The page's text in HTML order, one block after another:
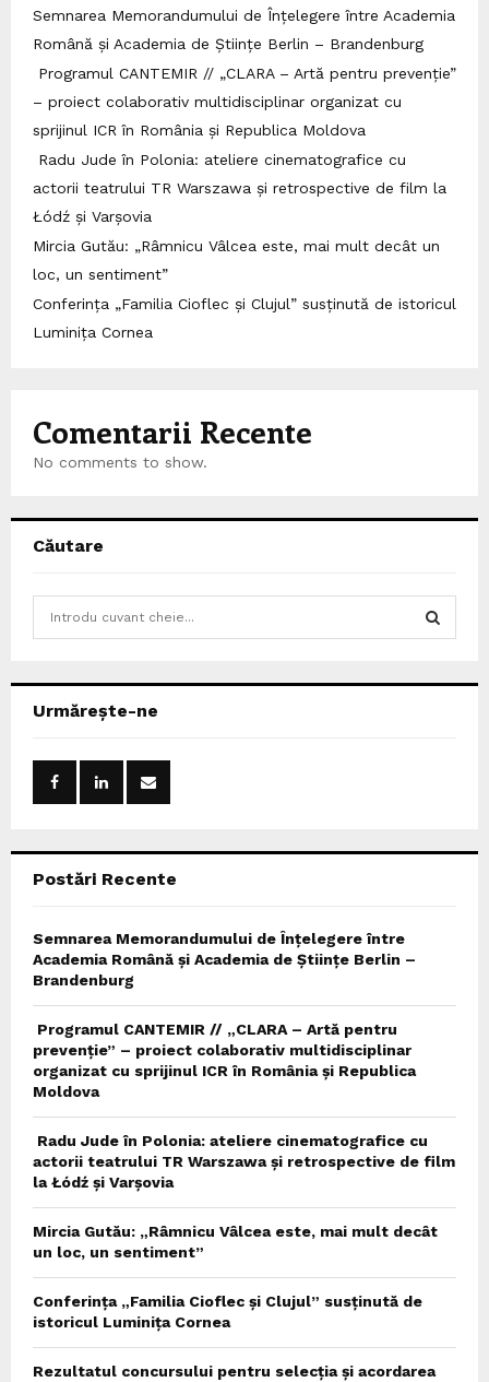
Semnarea Memorandumului de Înțelegere între Academia
Română și Academia de Științe Berlin – Brandenburg
Programul CANTEMIR // „CLARA – Artă pentru prevenție”
– proiect colaborativ multidisciplinar organizat cu
sprijinul ICR în România și Republica Moldova
Radu Jude în Polonia: ateliere cinematografice cu
actorii teatrului TR Warszawa și retrospective de film la
Łódź și Varșovia
Mircia Gutău: „Râmnicu Vâlcea este, mai mult decât un
loc, un sentiment”
Conferința „Familia Cioflec și Clujul” susținută de istoricul
Luminița Cornea
Comentarii Recente
No comments to show.
Căutare
h
Urmărește-ne
Postări Recente
Semnarea Memorandumului de Înțelegere între
Academia Română și Academia de Științe Berlin –
Brandenburg
Programul CANTEMIR // „CLARA – Artă pentru
prevenție” – proiect colaborativ multidisciplinar
organizat cu sprijinul ICR în România și Republica
Moldova
Radu Jude în Polonia: ateliere cinematografice cu
actorii teatrului TR Warszawa și retrospective de film
la Łódź și Varșovia
Mircia Gutău: „Râmnicu Vâlcea este, mai mult decât
un loc, un sentiment”
Conferința „Familia Cioflec și Clujul” susținută de
istoricul Luminița Cornea
Rezultatul concursului pentru selecția și acordarea